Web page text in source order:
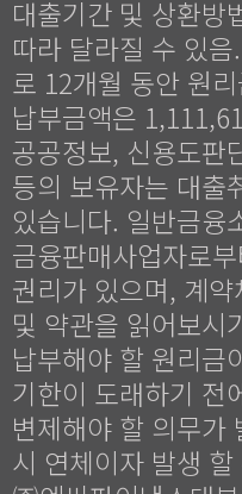
대출기간 및 상환방
따라 달라질 수 있
로 12개월 동안 원
납부금액은
공공정보, 신용도판
등의 보유자는 대출
있습니다. 일반금융
금융판매사업자로
권리가 있으며, 계
및 약관을 읽어보시
납부해야 할 원리금
기한이 도래하기 전
변제해야 할 의무가
시 연체이자 발생